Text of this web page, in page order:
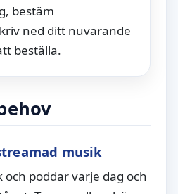
bestäm
ned ditt nuvarande
beställa.
musik
och poddar varje dag och